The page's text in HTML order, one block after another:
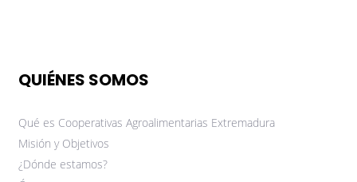
QUIÉNES SOMOS
Qué es Cooperativas Agroalimentarias Extremadura
Misión y Objetivos
¿Dónde estamos?